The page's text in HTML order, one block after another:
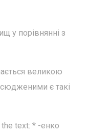
у порівнянні з
великою
є такі
the text: * -енко